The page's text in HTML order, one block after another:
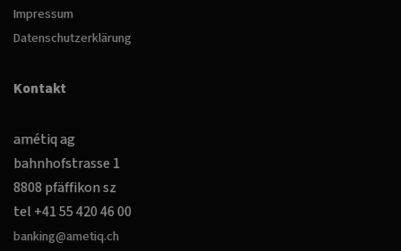
Impressum
Datenschutzerklärung
Kontakt
amétiq ag
bahnhofstrasse 1
8808 pfäffikon sz
tel +41 55 420 46 00
banking@ametiq.ch